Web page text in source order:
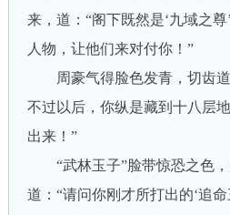
来，道：“阁下既然是‘九域之
人物，让他们来对付你！”
周豪气得脸色发青，切齿道
不过以后，你纵是藏到十八层
出来！”
“武林玉子”脸带惊恐之色，
道：“请问你刚才所打出的‘追